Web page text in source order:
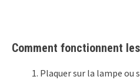
Comment fonctionnent
Plaquer sur la lampe ou